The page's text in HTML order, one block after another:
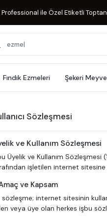
Professional ile Özel Etiketli
Fındık Ezmeleri Şekeri
Sözleşmesi
ve Kullanım Sözleşmesi
Üyelik ve Kullanım Sözleşmesi
işletilen internet sitesine
ve Kapsam
sözleşme; internet sitesinin
veya üye olan herkes işbu